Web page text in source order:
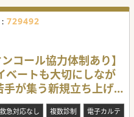
729492
ール協力体制あり】
ベートも大切にしなが
手が集う新規立ち上げ
救急対応なし 複数診制 電子カルテ